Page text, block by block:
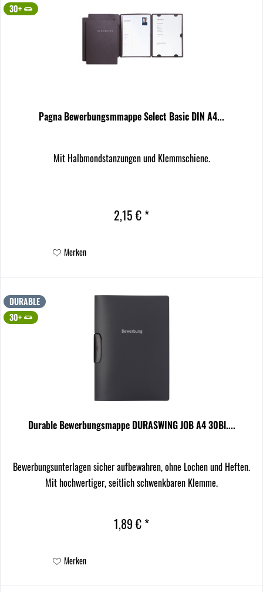
30+
Pagna Bewerbungsmmappe Select Basic DIN A4...
Mit Halbmondstanzungen und Klemmschiene.
2,15 € *
Merken
DURABLE
30+
Durable Bewerbungsmappe DURASWING JOB A4 30Bl....
Bewerbungsunterlagen sicher aufbewahren, ohne Lochen und Heften.
Mit hochwertiger, seitlich schwenkbaren Klemme.
1,89 € *
Merken